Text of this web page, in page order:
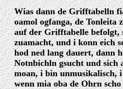
Wias dann de Grifftabelln
oamol ogfanga, de Tonleita
auf der Grifftabelle befolgt,
zuamacht, und i konn eich
hod ned lang dauert, dann
Notnbichln gsucht und
moan, i bin unmusikalisch,
wenn mia oba de Ohrn